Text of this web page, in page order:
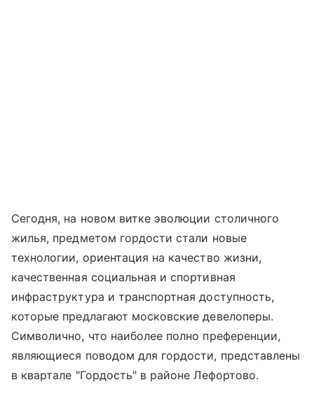
Сегодня, на новом витке эволюции столичного
жилья, предметом гордости стали новые
технологии, ориентация на качество жизни,
качественная социальная и спортивная
инфраструктура и транспортная доступность,
которые предлагают московские девелоперы.
Символично, что наиболее полно преференции,
являющиеся поводом для гордости, представлены
в квартале "Гордость" в районе Лефортово.